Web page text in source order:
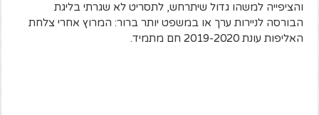
והציפייה למשהו גדול שיתרחש, לתסריט לא שגרתי בליגת
הבורסה לניירות ערך או במשפט יותר ברור: המרוץ אחרי צלחת
האליפות עונת 2019-2020 חם מתמיד.